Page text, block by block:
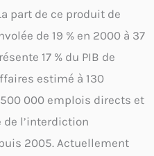
part de ce produit de
de 19 % en 2000 à 37
17 % du PIB de
estimé à 130
500 000 emplois directs et
l’interdiction
2005. Actuellement